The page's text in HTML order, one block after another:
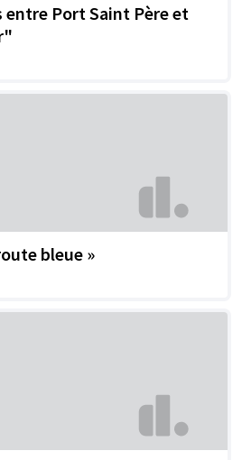
entre Port Saint Père et
bleue »